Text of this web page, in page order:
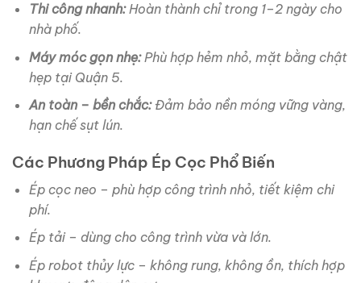
Thi công nhanh:Hoàn thành chỉ trong 1–2 ngày cho
nhà phố.
Máy móc gọn nhẹ:Phù hợp hẻm nhỏ, mặt bằng chật
hẹp tại Quận 5.
An toàn – bền chắc:Đảm bảo nền móng vững vàng,
hạn chế sụt lún.
Các Phương Pháp Ép Cọc Phổ Biến
Ép cọc neo – phù hợp công trình nhỏ, tiết kiệm chi
phí.
Ép tải – dùng cho công trình vừa và lớn.
Ép robot thủy lực – không rung, không ồn, thích hợp